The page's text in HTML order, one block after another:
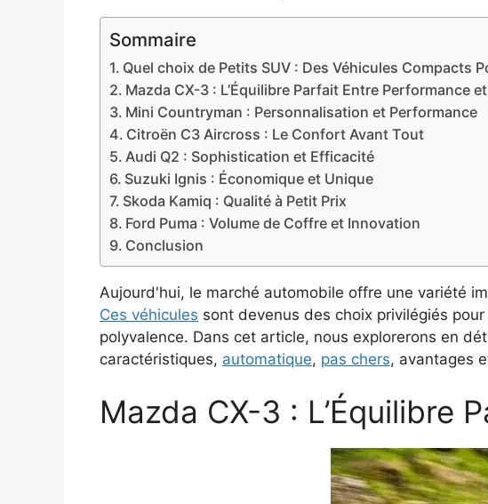
Sommaire
Quel choix de Petits SUV : Des Véhicules Compacts
Mazda CX-3 : L’Équilibre Parfait Entre Performance
Mini Countryman : Personnalisation et Performance
Citroën C3 Aircross : Le Confort Avant Tout
Audi Q2 : Sophistication et Efficacité
Suzuki Ignis : Économique et Unique
Skoda Kamiq : Qualité à Petit Prix
Ford Puma : Volume de Coffre et Innovation
Conclusion
Aujourd'hui, le marché automobile offre une variété
Ces véhicules sont devenus des choix privilégiés
polyvalence. Dans cet article, nous explorerons en
caractéristiques, automatique, pas chers, avantages
Mazda CX-3 : L’Équilibre